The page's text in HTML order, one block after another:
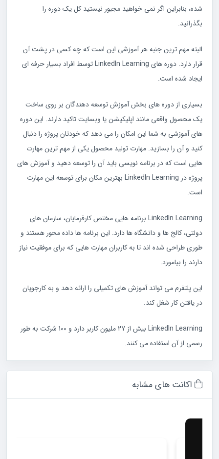
شده، بنابراین اگر نمی خواهید مجبور نیستید کل یک دوره را
بگذرانید.
البته مهم ترین جنبه هر آموزشی این است که چه کسی در پشت آن
قرار دارد. دوره های LinkedIn Learning توسط افراد بسیار حرفه ای
ایجاد شده است.
بسیاری از دوره های بخش آموزش توسعه دهندگان بر روی ساخت
یک محصول واقعی مانند اپلیکیشن یا وبسایت تاکید دارند. این دوره
های آموزشی به شما این امکان را می دهد که خودتان پروژه را دنبال
کنید و آن را بسازید. مهارت تولید محصول یکی از مهم ترین مهارت
هایی است که در برنامه نویسی باید آن را توسعه دهید و آموزش های
پروژه در LinkedIn Learning بهترین مکان برای توسعه این مهارت
است.
LinkedIn Learning برنامه هایی مختص کارفرمایان، سازمان های
دولتی، کالج ها و دانشگاه ها دارد. این برنامه ها داده محور هستند و
طوری طراحی شده اند تا به کاربران مهارت هایی که برای موفقیت نیاز
دارند را بیاموزد.
این پلتفرم می تواند آموزش های تکمیلی را ارائه دهد و به کارجویان
در یافتن کار شغل کند.
LinkedIn Learning بیش از 27 ملیون کاربر دارد و 100 شرکت به طور
رسمی از آن استفاده می کنند.
اکانت های مشابه